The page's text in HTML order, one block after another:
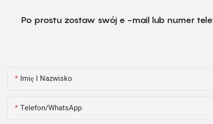
Po prostu zostaw swój e -mail lub numer
Imię I Nazwisko
Telefon/WhatsApp